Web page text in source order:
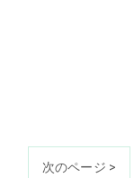
次のページ >